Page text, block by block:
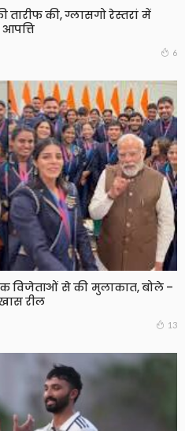
तारीफ की, ग्लासगो रेस्तरां में
6
विजेताओं से की मुलाकात, बोले –
रील
13